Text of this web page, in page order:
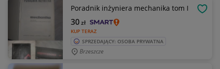
Poradnik inżyniera mechanika tom I
KUP TERAZ
30zł
SPRZEDAJĄCY: OSOBA PRYWATNA
Brzeszcze